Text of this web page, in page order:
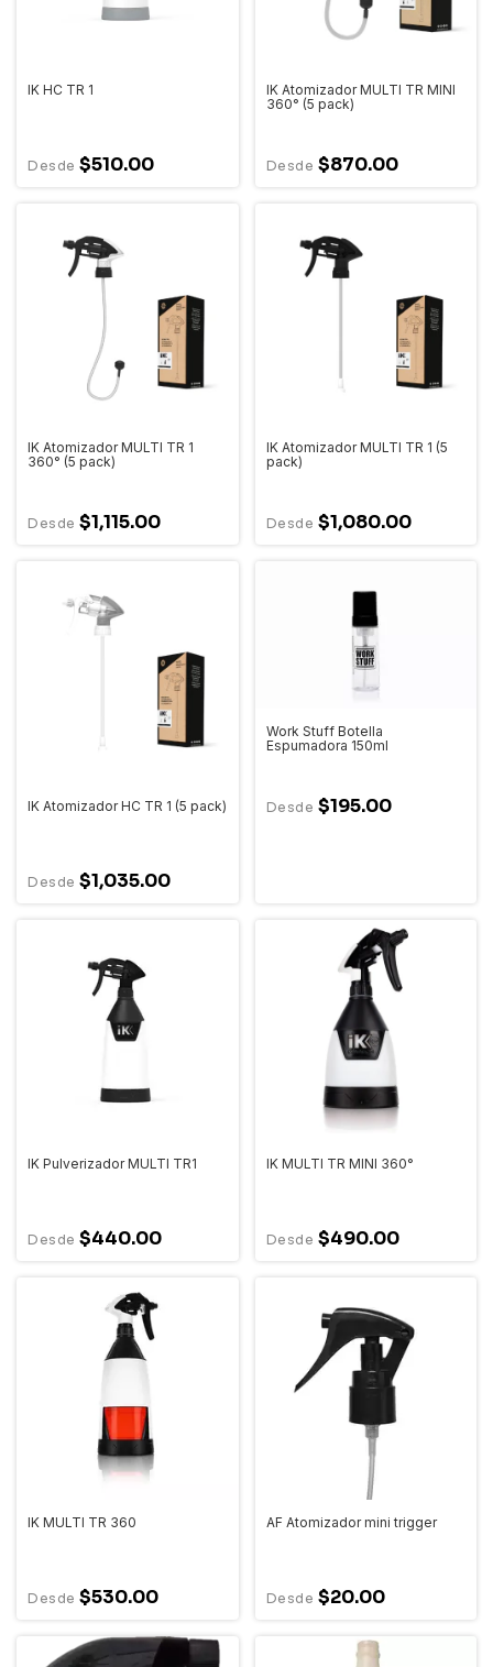
IK HC TR 1
$510.00
IK Atomizador MULTI TR MINI
360° (5 pack)
$870.00
IK Atomizador MULTI TR 1
360° (5 pack)
$1,115.00
IK Atomizador MULTI TR 1 (5
pack)
$1,080.00
IK Atomizador HC TR 1 (5 pack)
$1,035.00
Work Stuff Botella
Espumadora 150ml
$195.00
IK Pulverizador MULTI TR1
$440.00
IK MULTI TR MINI 360°
$490.00
IK MULTI TR 360
$530.00
AF Atomizador mini trigger
$20.00